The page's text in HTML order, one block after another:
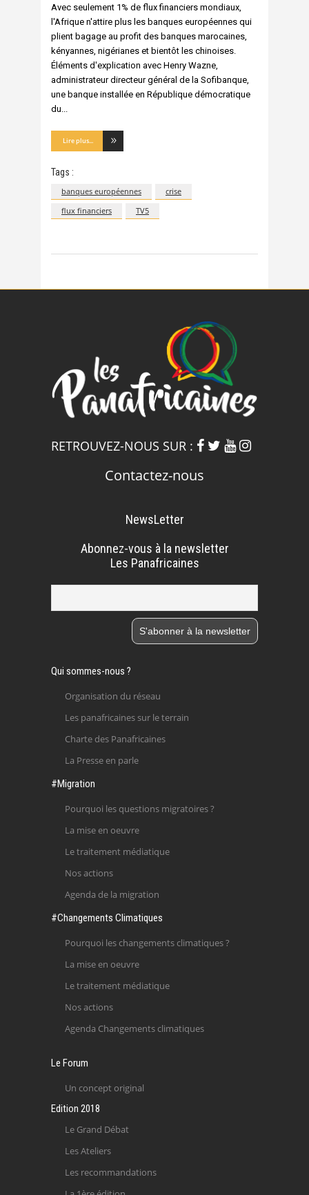
Avec seulement 1% de flux financiers mondiaux,
l'Afrique n'attire plus les banques européennes qui
plient bagage au profit des banques marocaines,
kényannes, nigérianes et bientôt les chinoises.
Éléments d'explication avec Henry Wazne,
administrateur directeur général de la Sofibanque,
une banque installée en République démocratique
du
Lire plus...
Tags :
banques européennes
crise
flux financiers
TV5
RETROUVEZ-NOUS SUR :
Contactez-nous
NewsLetter
Abonnez-vous à la newsletter
Les Panafricaines
Qui sommes-nous ?
Organisation du réseau
Les panafricaines sur le terrain
Charte des Panafricaines
La Presse en parle
#Migration
Pourquoi les questions migratoires ?
La mise en oeuvre
Le traitement médiatique
Nos actions
Agenda de la migration
#Changements Climatiques
Pourquoi les changements climatiques ?
La mise en oeuvre
Le traitement médiatique
Nos actions
Agenda Changements climatiques
Le Forum
Un concept original
Edition 2018
Le Grand Débat
Les Ateliers
Les recommandations